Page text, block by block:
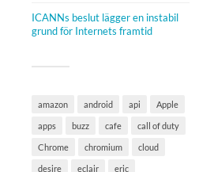
ICANNs beslut lägger en instabil
grund för Internets framtid
amazon android api Apple
apps buzz cafe call of duty
Chrome chromium cloud
desire eclair eric